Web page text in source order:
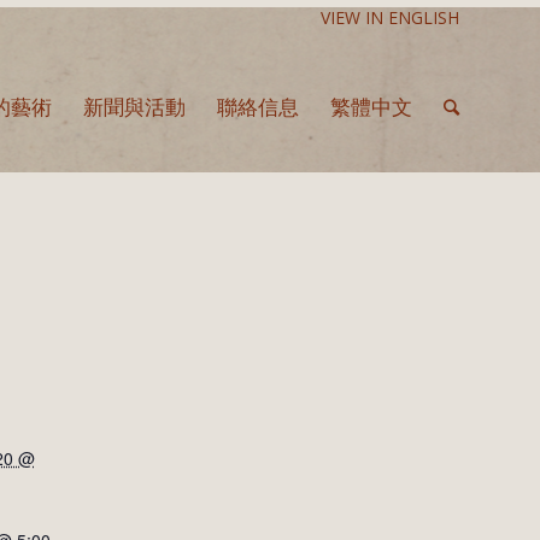
VIEW IN ENGLISH
藝術 新聞與活動 聯絡信息 繁體中文
@